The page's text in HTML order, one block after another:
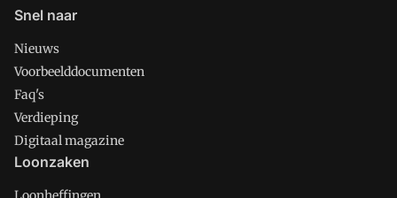
Snel naar
Nieuws
Voorbeelddocumenten
Faq's
Verdieping
Digitaal magazine
Loonzaken